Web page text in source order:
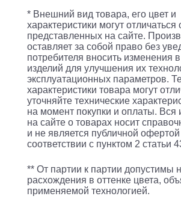
x
16GB
2400T
/
LSI
SAS
3008
/
1300W
* Внешний вид товара, его цвет и
характеристики могут отличаться
представленных на сайте.
оставляет за собой право без
потребителя вносить изменения
изделий для улучшения их
эксплуатационных параметров.
характеристики товара могут
уточняйте технические
на момент покупки и оплаты.
на сайте о товарах носит
и не является публичной офертой
соответствии с пунктом 2 статьи
** От партии к партии допустимы
расхождения в оттенке цвета,
применяемой технологией.